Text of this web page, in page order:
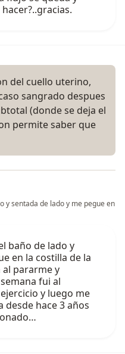
del cuello uterino,
sangrado despues
(donde se deja el
permite saber que
y sentada de lado y me pegue en
baño de lado y
en la costilla de la
al pararme y
fui al
y luego me
desde hace 3 años